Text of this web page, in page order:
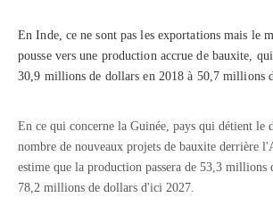
En Inde, ce ne sont pas les exportations mais le
pousse vers une production accrue de bauxite,
30,9 millions de dollars en 2018 à 50,7 millions
En ce qui concerne la Guinée, pays qui détient le
nombre de nouveaux projets de bauxite derrière
estime que la production passera de 53,3 millions
78,2 millions de dollars d'ici 2027.